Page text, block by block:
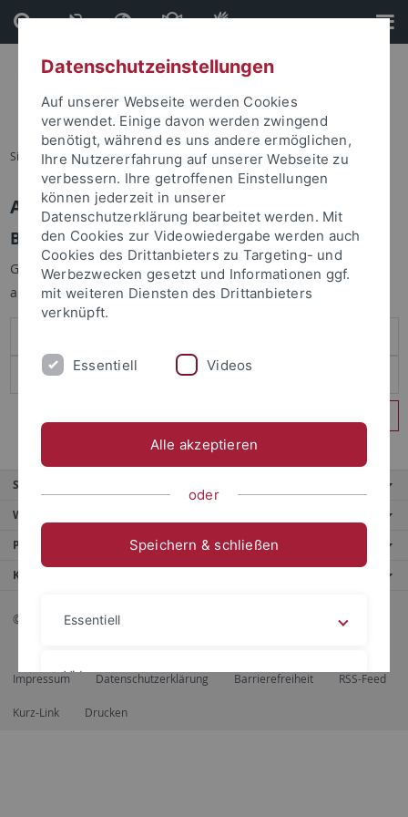
Direkt
zum
Inhalt
Direkt
zur
Fußleiste
Sie sind hier: Startseite
Anmelden
Benutzeranmeldung
Geben Sie Ihren Benutzernamen und Ihr Passwort an um sich
anzumelden:
Service
Weitere Angebote
Portale
Kontaktinfo
© 2026 Eberhard Karls Universität Tübingen, Tübingen
Impressum Datenschutzerklärung Barrierefreiheit RSS-Feed
Kurz-Link Drucken
Datenschutzeinstellungen
Auf unserer Webseite werden Cookies
verwendet. Einige davon werden zwingend
benötigt, während es uns andere ermöglichen,
Ihre Nutzererfahrung auf unserer Webseite zu
verbessern. Ihre getroffenen Einstellungen
können jederzeit in unserer
Datenschutzerklärung bearbeitet werden. Mit
den Cookies zur Videowiedergabe werden auch
Cookies des Drittanbieters zu Targeting- und
Werbezwecken gesetzt und Informationen ggf.
mit weiteren Diensten des Drittanbieters
verknüpft.
Essentiell Videos
Alle akzeptieren
oder
Speichern & schließen
Essentiell
Videos